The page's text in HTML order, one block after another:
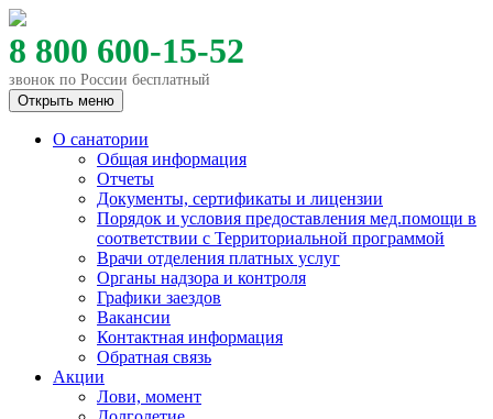
8 800 600-15-52
звонок по России бесплатный
Открыть меню
О санатории
Общая информация
Отчеты
Документы, сертификаты и лицензии
Порядок и условия предоставления мед.помощи в
соответствии с Территориальной программой
Врачи отделения платных услуг
Органы надзора и контроля
Графики заездов
Вакансии
Контактная информация
Обратная связь
Акции
Лови, момент